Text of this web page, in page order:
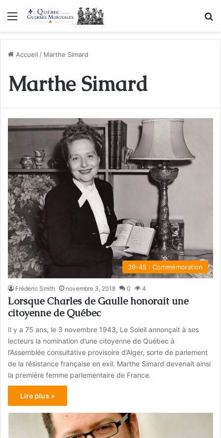
Menu
Accueil / Marthe Simard
Marthe Simard
39-45 : Commémoration
Frédéric Smith novembre 3, 2018 0 4
Lorsque Charles de Gaulle honorait une
citoyenne de Québec
Il y a 75 ans, le 3 novembre 1943, Le Soleil annonçait à ses
lecteurs la nomination d’une citoyenne de Québec à
l’Assemblée consultative provisoire d’Alger, sorte de parlement
de la résistance française en exil. Marthe Simard devenait ainsi
la première femme parlementaire de France.
Lire plus »